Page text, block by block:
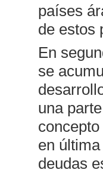
países
de estos
En
se
una
en
deudas